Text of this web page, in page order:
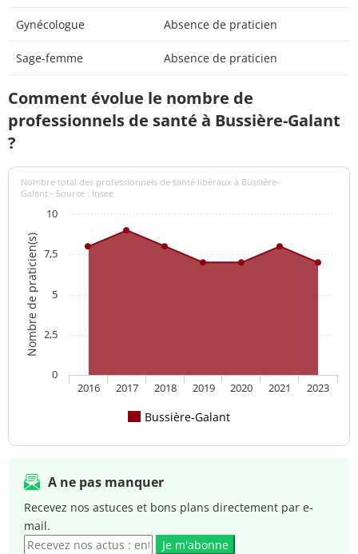
Gynécologue Absence de praticien
Sage-femme Absence de praticien
Comment évolue le nombre de
professionnels de santé à Bussière-Galant
?
Nombre de praticien(s)
Nombre total des professionnels de santé libéraux à Bussière-
Galant - Source : Insee
Bussière-Galant
2016 2017 2018 2019 2020 2021 2023
0
2,5
5
7,5
10
A ne pas manquer
Recevez nos astuces et bons plans directement par e-
mail.
Je m'abonne